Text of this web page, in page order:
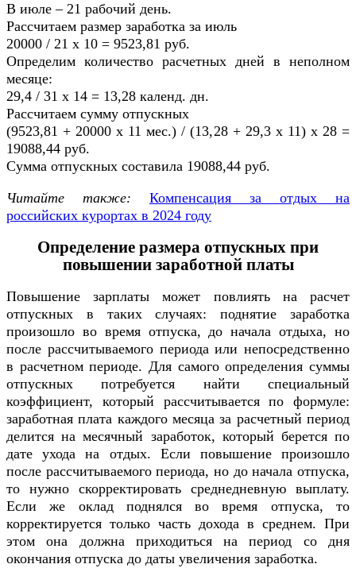
В июле – 21 рабочий день.
Рассчитаем размер заработка за июль
20000 / 21 х 10 = 9523,81 руб.
Определим количество расчетных дней в неполном
месяце:
29,4 / 31 х 14 = 13,28 календ. дн.
Рассчитаем сумму отпускных
(9523,81 + 20000 х 11 мес.) / (13,28 + 29,3 х 11) х 28 =
19088,44 руб.
Сумма отпускных составила 19088,44 руб.
Читайте также:
Компенсация за отдых на
российских курортах в 2024 году
Определение размера отпускных при
повышении заработной платы
Повышение зарплаты может повлиять на расчет
отпускных в таких случаях: поднятие заработка
произошло во время отпуска, до начала отдыха, но
после рассчитываемого периода или непосредственно
в расчетном периоде. Для самого определения суммы
отпускных потребуется найти специальный
коэффициент, который рассчитывается по формуле:
заработная плата каждого месяца за расчетный период
делится на месячный заработок, который берется по
дате ухода на отдых. Если повышение произошло
после рассчитываемого периода, но до начала отпуска,
то нужно скорректировать среднедневную выплату.
Если же оклад поднялся во время отпуска, то
корректируется только часть дохода в среднем. При
этом она должна приходиться на период со дня
окончания отпуска до даты увеличения заработка.